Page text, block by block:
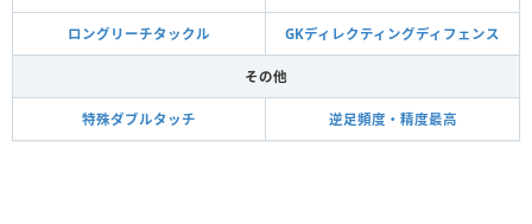
ロングリーチタックル GKディレクティングディフェンス
その他
特殊ダブルタッチ 逆足頻度・精度最高